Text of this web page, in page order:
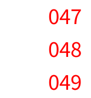
047
048
049